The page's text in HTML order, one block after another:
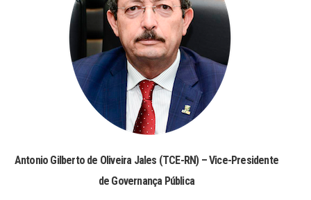
Antonio Gilberto de Oliveira Jales (TCE-RN) – Vice-Presidente
de Governança Pública